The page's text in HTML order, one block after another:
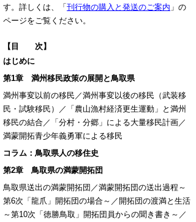
す。詳しくは、「 刊行物の購入と発送のご案内 」の
ページをご覧ください。
【目 次】
はじめに
第1章 満州移民政策の展開と鳥取県
満州事変以前の移民／満州事変以後の移民（武装移
民・試験移民）／「農山漁村経済更生運動」と満州
移民の結合／「分村・分郷」による大量移民計画／
満蒙開拓青少年義勇軍による移民
コラム：鳥取県人の移住史
第2章 鳥取県の満蒙開拓団
鳥取県送出の満蒙開拓団／満蒙開拓団の送出過程～
第6次「龍爪」開拓団の場合～／開拓団の渡満と生活
～第10次「徳勝鳥取」開拓団員からの聞き書き～／